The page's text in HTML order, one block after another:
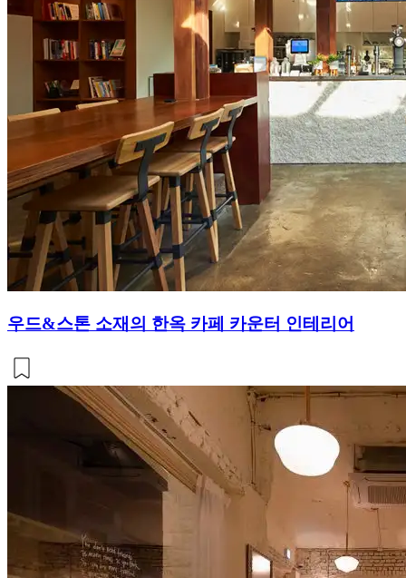
우드&스톤 소재의 한옥 카페 카운터 인테리어